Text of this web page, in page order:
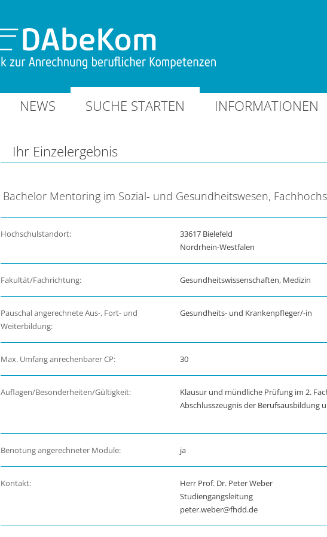
NEWS SUCHE STARTEN INFORMATIONEN
Ihr Einzelergebnis
Bachelor Mentoring im Sozial- und Gesundheitswesen,
Hochschulstandort:
33617 Bielefeld
Nordrhein-Westfalen
Fakultät/Fachrichtung: Gesundheitswissenschaften, Medizin
Pauschal angerechnete Aus-, Fort- und
Weiterbildung:
Gesundheits- und Krankenpfleger/-in
Max. Umfang anrechenbarer CP: 30
Auflagen/Besonderheiten/Gültigkeit:
Klausur und mündliche Prüfung im 2.
Abschlusszeugnis der Berufsausbildung
Benotung angerechneter Module: ja
Kontakt:
Herr Prof. Dr. Peter Weber
Studiengangsleitung
peter.weber@fhdd.de